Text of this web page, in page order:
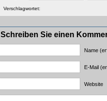
Verschlagwortet:
Schreiben Sie einen
Name
E-Mail
Website